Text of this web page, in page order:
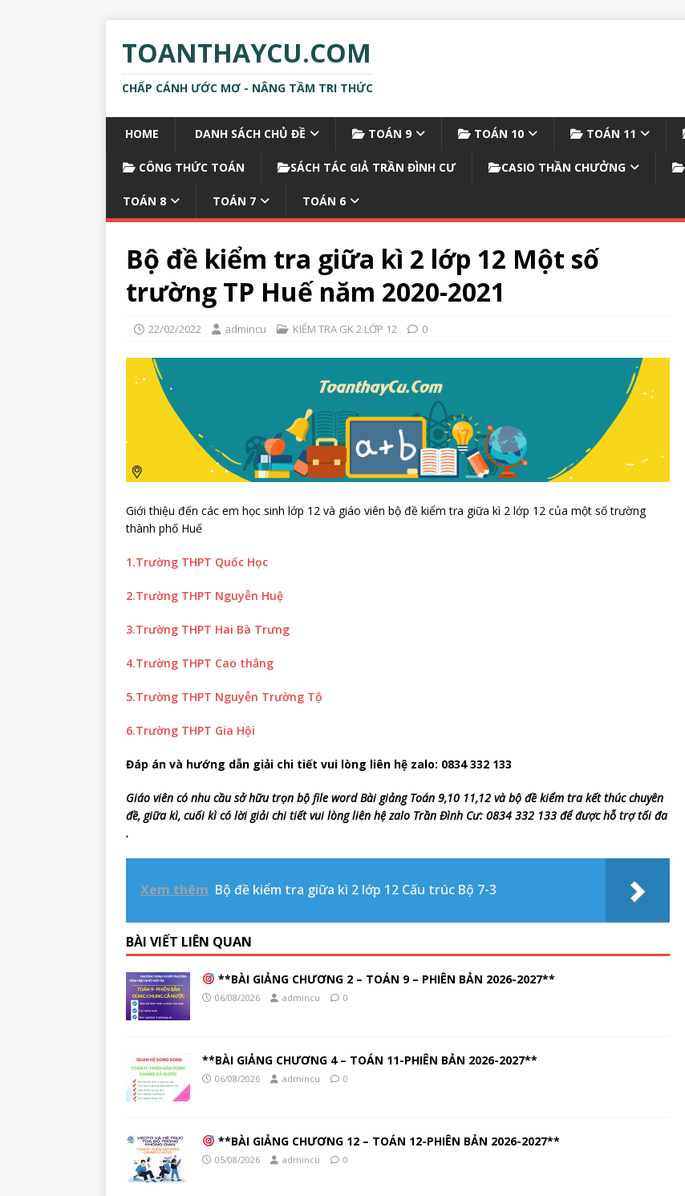
TOANTHAYCU.COM
CHẤP CÁNH ƯỚC MƠ - NÂNG TẦM TRI THỨC
HOME DANH SÁCH CHỦ ĐỀ TOÁN 9 TOÁN 10 TOÁN 11
CÔNG THỨC TOÁN SÁCH TÁC GIẢ TRẦN ĐÌNH CƯ CASIO THẦN CHƯỞNG
TOÁN 8 TOÁN 7 TOÁN 6
Bộ đề kiểm tra giữa kì 2 lớp 12 Một số
trường TP Huế năm 2020-2021
22/02/2022 admincu KIỂM TRA GK 2 LỚP 12 0
Giới thiệu đến các em học sinh lớp 12 và giáo viên bộ đề kiểm tra giữa kì 2 lớp 12 của một số trường
thành phố Huế
1.Trường THPT Quốc Học
2.Trường THPT Nguyễn Huệ
3.Trường THPT Hai Bà Trưng
4.Trường THPT Cao thắng
5.Trường THPT Nguyễn Trường Tộ
6.Trường THPT Gia Hội
Đáp án và hướng dẫn giải chi tiết vui lòng liên hệ zalo: 0834 332 133
Giáo viên có nhu cầu sở hữu trọn bộ file word Bài giảng Toán 9,10 11,12 và bộ đề kiểm tra kết thúc chuyên
đề, giữa kì, cuối kì có lời giải chi tiết vui lòng liên hệ zalo Trần Đình Cư: 0834 332 133 để được hỗ trợ tối đa
.
Xem thêm Bộ đề kiểm tra giữa kì 2 lớp 12 Cấu trúc Bộ 7-3
BÀI VIẾT LIÊN QUAN
**BÀI GIẢNG CHƯƠNG 2 – TOÁN 9 – PHIÊN BẢN 2026-2027**
06/08/2026 admincu 0
**BÀI GIẢNG CHƯƠNG 4 – TOÁN 11-PHIÊN BẢN 2026-2027**
06/08/2026 admincu 0
**BÀI GIẢNG CHƯƠNG 12 – TOÁN 12-PHIÊN BẢN 2026-2027**
05/08/2026 admincu 0